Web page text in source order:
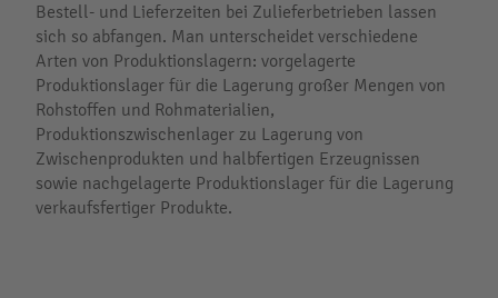
Bestell- und Lieferzeiten bei Zulieferbetrieben lassen
sich so abfangen. Man unterscheidet verschiedene
Arten von Produktionslagern: vorgelagerte
Produktionslager für die Lagerung großer Mengen von
Rohstoffen und Rohmaterialien,
Produktionszwischenlager zu Lagerung von
Zwischenprodukten und halbfertigen Erzeugnissen
sowie nachgelagerte Produktionslager für die Lagerung
verkaufsfertiger Produkte.